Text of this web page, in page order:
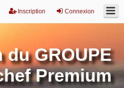
Connexion
Inscription
du GROUPE
Premium